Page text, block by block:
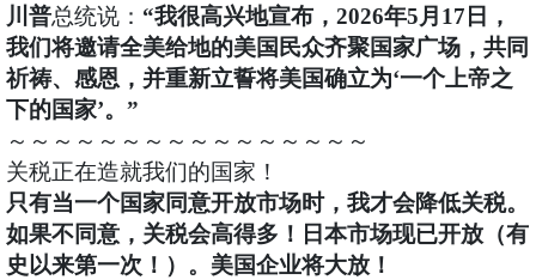
川普总统说： “我很高兴地宣布，2026年5月17日，
我们将邀请全美给地的美国民众齐聚国家广场，共同
祈祷、感恩，并重新立誓将美国确立为‘一个上帝之
下的国家’。”
～～～～～～～～～～～～～～～～
关税正在造就我们的国家！
只有当一个国家同意开放市场时，我才会降低关税。
如果不同意，关税会高得多！日本市场现已开放（有
史以来第一次！）。美国企业将大放！